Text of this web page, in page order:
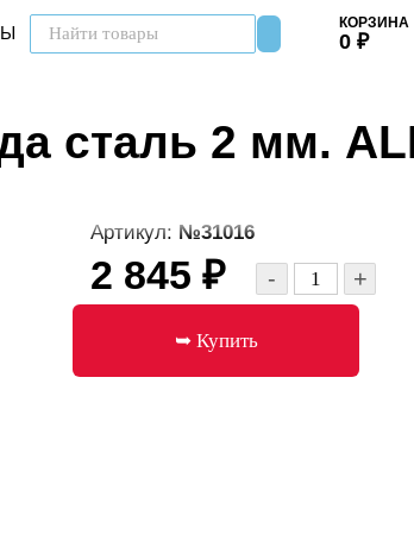
КОРЗИНА
0 ₽
сталь 2 мм.
Артикул: №31016
2 845 ₽ - +